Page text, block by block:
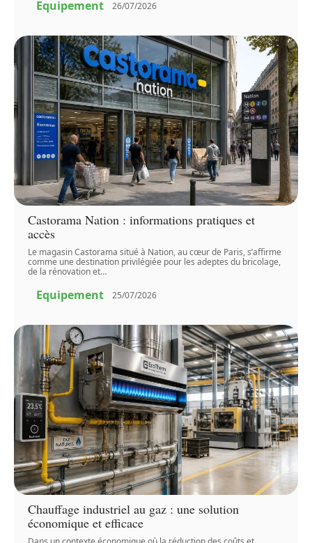
Equipement 26/07/2026
Castorama Nation : informations pratiques et
accès
Le magasin Castorama situé à Nation, au cœur de Paris, s’affirme
comme une destination privilégiée pour les adeptes du bricolage,
de la rénovation et…
Equipement 25/07/2026
Chauffage industriel au gaz : une solution
économique et efficace